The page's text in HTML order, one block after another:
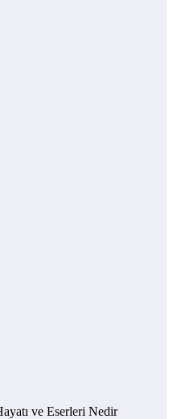
ve Eserleri Nedir